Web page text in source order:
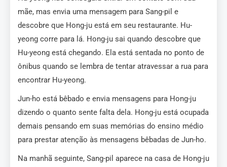
mãe, mas envia uma mensagem para Sang-pil e
descobre que Hong-ju está em seu restaurante. Hu-
yeong corre para lá. Hong-ju sai quando descobre que
Hu-yeong está chegando. Ela está sentada no ponto de
ônibus quando se lembra de tentar atravessar a rua para
encontrar Hu-yeong.
Jun-ho está bêbado e envia mensagens para Hong-ju
dizendo o quanto sente falta dela. Hong-ju está ocupada
demais pensando em suas memórias do ensino médio
para prestar atenção às mensagens bêbadas de Jun-ho.
Na manhã seguinte, Sang-pil aparece na casa de Hong-ju